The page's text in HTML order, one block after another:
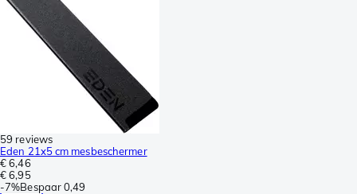
59 reviews
Eden 21x5 cm mesbeschermer
€ 6,46
€ 6,95
-7%Bespaar0,49